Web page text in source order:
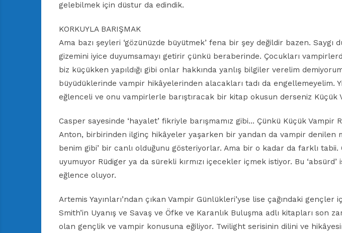
gelebilmek için düstur da edindik.
KORKUYLA BARIŞMAK
Ama bazı şeyleri ‘gözünüzde büyütmek’ fena bir şey değildir bazen. Saygı
gizemini iyice duyumsamayı getirir çünkü beraberinde. Çocukları
biz küçükken yapıldığı gibi onlar hakkında yanlış bilgiler verelim
büyüdüklerinde vampir hikâyelerinden alacakları tadı da engellemeyelim.
eğlenceli ve onu vampirlerle barıştıracak bir kitap okusun derseniz Küçük
Casper sayesinde ‘hayalet’ fikriyle barışmamız gibi… Çünkü Küçük Vampir
Anton, birbirinden ilginç hikâyeler yaşarken bir yandan da vampir denilen
benim gibi’ bir canlı olduğunu gösteriyorlar. Ama bir o kadar da farklı tabii.
uyumuyor Rüdiger ya da sürekli kırmızı içecekler içmek istiyor. Bu
eğlence oluyor.
Artemis Yayınları’ndan çıkan Vampir Günlükleri’yse lise çağındaki gençler
Smith’in Uyanış ve Savaş ve Öfke ve Karanlık Buluşma adlı kitapları son
olan gençlik ve vampir konusuna eğiliyor. Twilight serisinin dilini ve